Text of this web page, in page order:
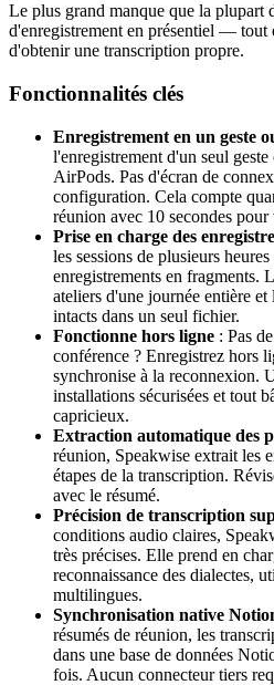
Le plus grand manque que la plupart
d'enregistrement en présentiel — tout
d'obtenir une transcription propre.
Fonctionnalités clés
Enregistrement en un geste
l'enregistrement d'un seul
AirPods. Pas d'écran de
configuration. Cela compte
réunion avec 10 secondes pour
Prise en charge des
les sessions de plusieurs
enregistrements en fragments.
ateliers d'une journée entière et
intacts dans un seul fichier.
Fonctionne hors ligne : Pas
conférence ? Enregistrez hors
synchronise à la reconnexion.
installations sécurisées et tout
capricieux.
Extraction automatique des
réunion, Speakwise extrait les
étapes de la transcription.
avec le résumé.
Précision de transcription
conditions audio claires,
très précises. Elle prend en
reconnaissance des dialectes,
multilingues.
Synchronisation native
résumés de réunion, les
dans une base de données
fois. Aucun connecteur tiers